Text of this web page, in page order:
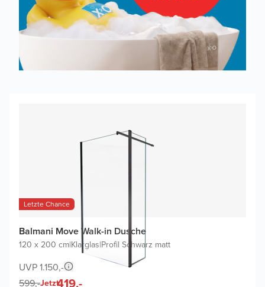
Letzte Chance
Balmani Move Walk-in Dusche
120 x 200 cm|Klarglas|Profil Schwarz matt
UVP 1.150,-
599,-Jetzt419,-